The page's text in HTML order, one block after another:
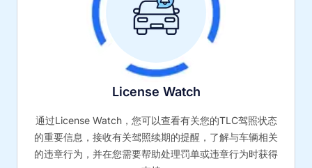
License Watch
通过License Watch，您可以查看有关您的TLC驾照状态
的重要信息，接收有关驾照续期的提醒，了解与车辆相关
的违章行为，并在您需要帮助处理罚单或违章行为时获得